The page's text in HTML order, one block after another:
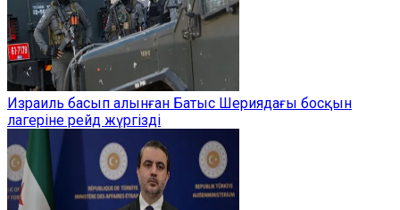
Израиль басып алынған Батыс Шериядағы босқын
лагеріне рейд жүргізді